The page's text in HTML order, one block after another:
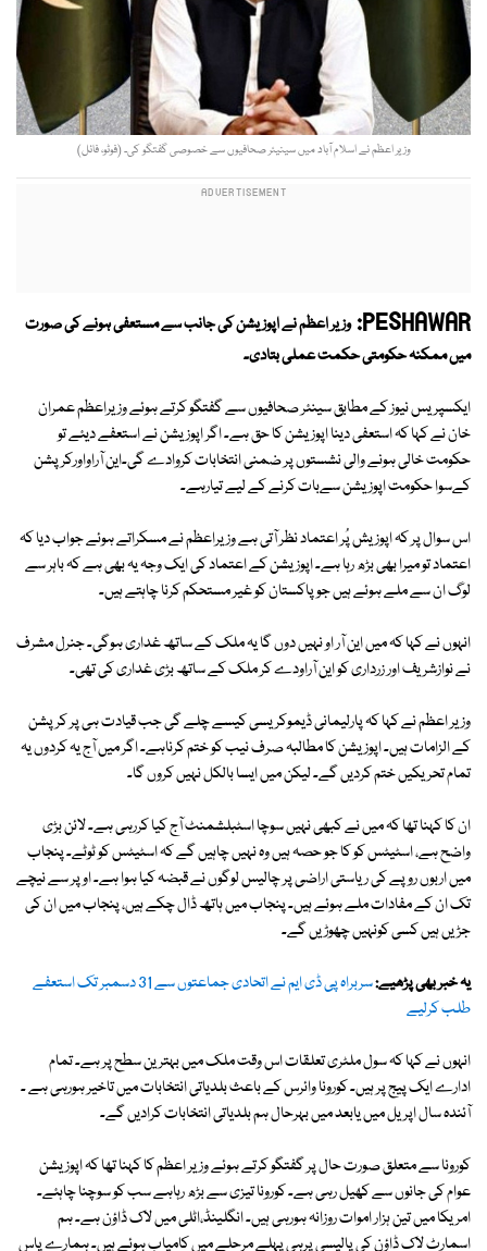
وزیر اعظم نے اسلام آباد میں سینیئر صحافیوں سے خصوصی گفتگو کی۔ (ٖفوٹو، فائل)
PESHAWAR: وزیر اعظم نے اپوزیشن کی جانب سے مستعفی ہونے کی صورت
میں ممکنہ حکومتی حکمت عملی بتادی۔
ایکسپریس نیوز کے مطابق سینئر صحافیوں سے گفتگو کرتے ہوئے وزیراعظم عمران
خان نے کہا کہ استعفی دینا اپوزیشن کا حق ہے۔ اگر اپوزیشن نے استعفے دیئے تو
حکومت خالی ہونے والی نشستوں پر ضمنی انتخابات کروادے گی۔این آراواورکرپشن
کےسوا حکومت اپوزیشن سےبات کرنے کے لیے تیارہے۔
اس سوال پر کہ اپوزیش پُر اعتماد نظر آتی ہے وزیراعظم نے مسکراتے ہوئے جواب دیا کہ
اعتماد تو میرا بھی بڑھ رہا ہے۔ اپوزیشن کے اعتماد کی ایک وجہ یہ بھی ہے کہ باہر سے
لوگ ان سے ملے ہوئے ہیں جو پاکستان کو غیر مستحکم کرنا چاہتے ہیں۔
انہوں نے کہا کہ میں این آر او نہیں دوں گا یہ ملک کے ساتھ غداری ہوگی۔ جنرل مشرف
نے نوازشریف اور زرداری کو این آراودے کر ملک کے ساتھ بڑی غداری کی تھی۔
وزیر اعظم نے کہا کہ پارلیمانی ڈیموکریسی کیسے چلے گی جب قیادت ہی پر کرپشن
کے الزامات ہیں۔ اپوزیشن کا مطالبہ صرف نیب کو ختم کرناہے۔ اگر میں آج یہ کردوں یہ
تمام تحریکیں ختم کردیں گے۔ لیکن میں ایسا بالکل نہیں کروں گا۔
ان کا کہنا تھا کہ میں نے کبھی نہیں سوچا اسٹبلشمنٹ آج کیا کررہی ہے۔ لائن بڑی
واضح ہے، اسٹیٹس کو کا جو حصہ ہیں وہ نہیں چاہیں گے کہ اسٹیٹس کو ٹوٹے۔ پنجاب
میں اربوں روپے کی ریاستی اراضی پر چالیس لوگوں نے قبضہ کیا ہوا ہے۔ اوپر سے نیچے
تک ان کے مفادات ملے ہوئے ہیں۔ پنجاب میں ہاتھ ڈال چکے ہیں، پنجاب میں ان کی
جڑیں ہیں کسی کونہیں چھوڑیں گے۔
یہ خبر بھی پڑھیے:
سربراہ پی ڈی ایم نے اتحادی جماعتوں سے 31 دسمبر تک استعفے
طلب کرلیے
انہوں نے کہا کہ سول ملٹری تعلقات اس وقت ملک میں بہترین سطح پر ہے۔ تمام
ادارے ایک پیج پر ہیں۔ کورونا وائرس کے باعث بلدیاتی انتخابات میں تاخیر ہورہی ہے ۔
آئندہ سال اپریل میں یابعد میں بہرحال ہم بلدیاتی انتخابات کرادیں گے۔
کورونا سے متعلق صورت حال پر گفتگو کرتے ہوئے وزیر اعظم کا کہنا تھا کہ اپوزیشن
عوام کی جانوں سے کھیل رہی ہے۔ کورونا تیزی سے بڑھ رہاہے سب کو سوچنا چاہئے۔
امریکا میں تین ہزار اموات روزانہ ہورہی ہیں۔ انگلینڈ،اٹلی میں لاک ڈاؤن ہے۔ ہم
اسمارٹ لاک ڈاؤن کی پالیسی پرہی پہلے مرحلے میں کامیاب ہوئے ہیں۔ ہمارے پاس